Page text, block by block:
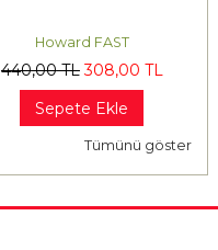
Howard FAST
440,00TL 308,00 TL
Sepete Ekle
Tümünü göster